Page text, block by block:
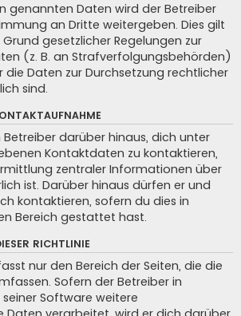
genannten Daten wird der Betreiber
an Dritte weitergeben. Dies gilt
gesetzlicher Regelungen zur
(z. B. an Strafverfolgungsbehörden)
Daten zur Durchsetzung rechtlicher
sind.
darüber hinaus, dich unter
Kontaktdaten zu kontaktieren,
zentraler Informationen über
ist. Darüber hinaus dürfen er und
kontaktieren, sofern du dies in
Bereich gestattet hast.
RICHTLINIE
nur den Bereich der Seiten, die die
Sofern der Betreiber in
Software weitere